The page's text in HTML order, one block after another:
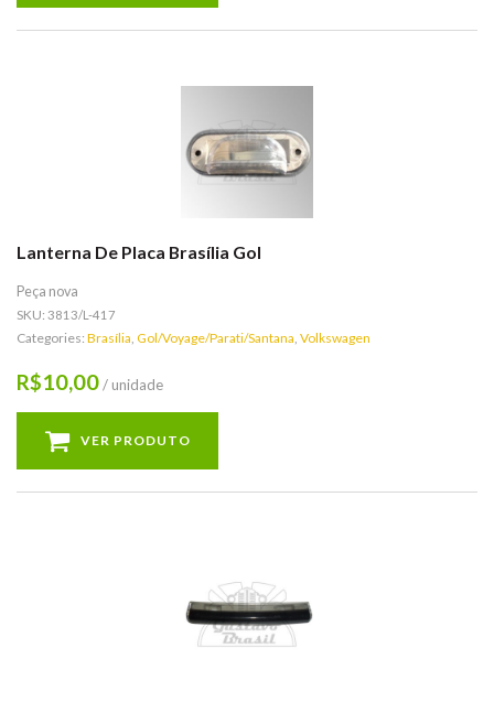
Lanterna De Placa Brasília Gol
Peça nova
SKU: 3813/L-417
Categories: Brasília, Gol/Voyage/Parati/Santana, Volkswagen
R$10,00/ unidade
VER PRODUTO